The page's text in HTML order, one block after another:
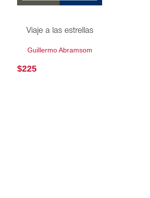
Viaje a las estrellas
Guillermo Abramsom
$225